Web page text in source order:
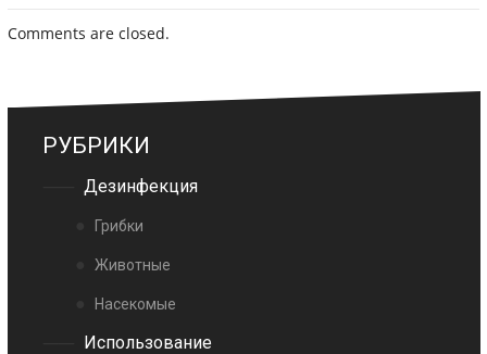
Comments are closed.
РУБРИКИ
Дезинфекция
Грибки
Животные
Насекомые
Использование